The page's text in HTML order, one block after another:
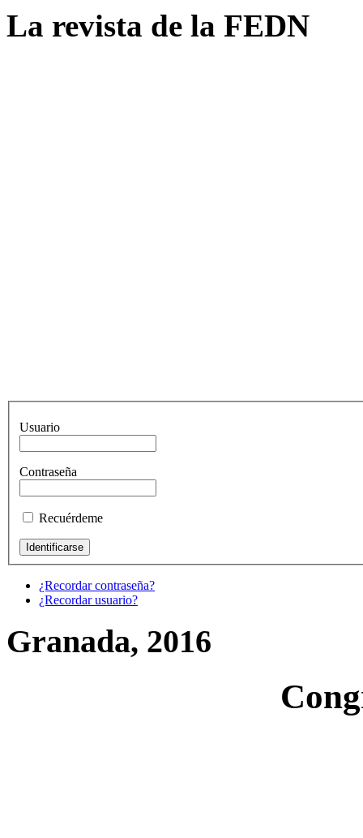
La revista de la FEDN
Usuario
Contraseña
Recuérdeme
¿Recordar contraseña?
¿Recordar usuario?
Granada, 2016